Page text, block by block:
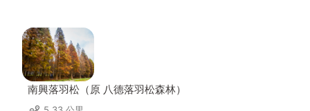
南興落羽松（原 八德落羽松森林）